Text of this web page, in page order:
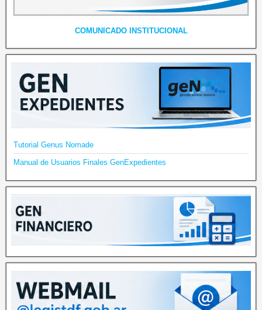
COMUNICADO INSTITUCIONAL
Tutorial Genus Nomade
Manual de Usuarios Finales GenExpedientes